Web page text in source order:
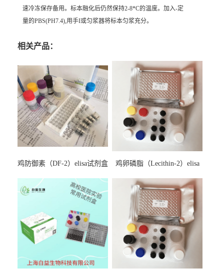
速冷冻保存备用。标本融化后仍然保持2-8*C的温度。加入-定
量的PBS(PH7.4),用手I或匀浆器将标本匀浆充分。
相关产品：
鸡防御素（DF-2）elisa试剂盒
鸡卵磷脂（Lecithin-2）elisa